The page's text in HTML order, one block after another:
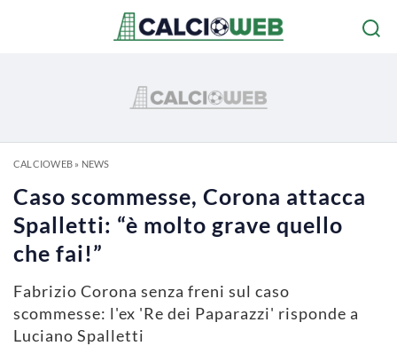
CALCIOWEB» NEWS
Caso scommesse, Corona attacca
Spalletti: “è molto grave quello
che fai!”
Fabrizio Corona senza freni sul caso
scommesse: l'ex 'Re dei Paparazzi' risponde a
Luciano Spalletti